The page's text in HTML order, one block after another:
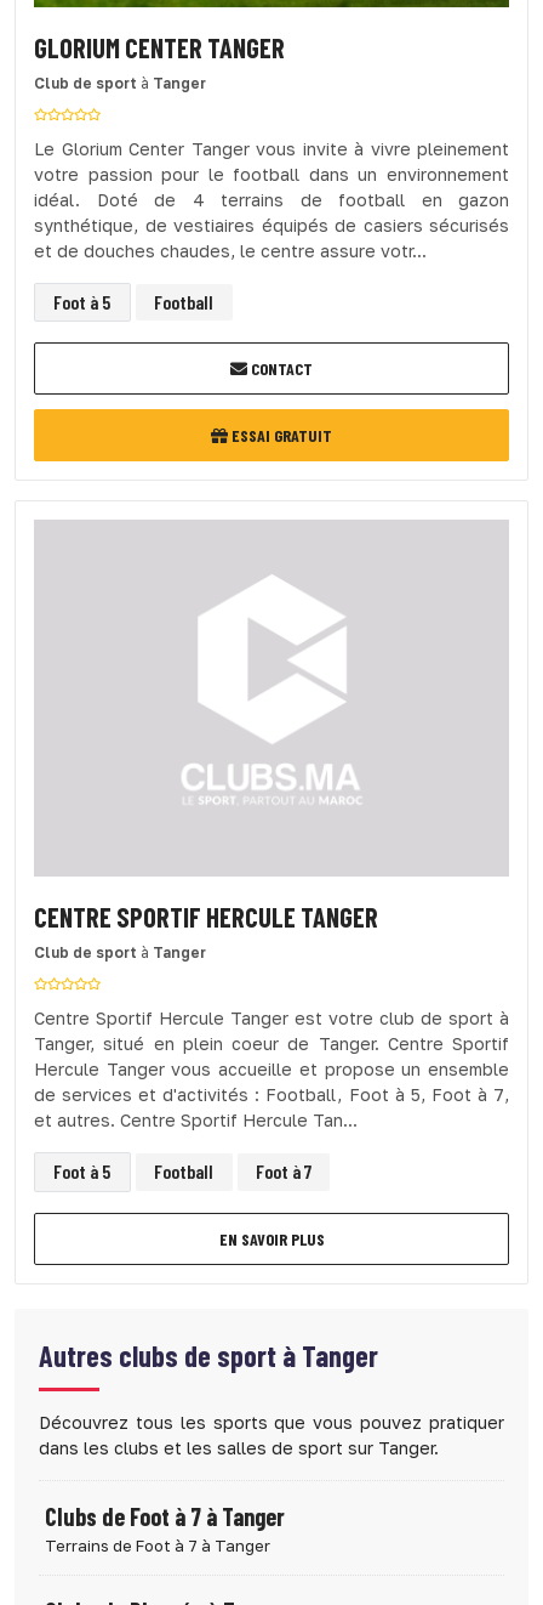
GLORIUM CENTER TANGER
Club de sport à Tanger
Le Glorium Center Tanger vous invite à vivre pleinement
votre passion pour le football dans un environnement
idéal. Doté de 4 terrains de football en gazon
synthétique, de vestiaires équipés de casiers sécurisés
et de douches chaudes, le centre assure votr...
Foot à 5 Football
CONTACT
ESSAI GRATUIT
CENTRE SPORTIF HERCULE TANGER
Club de sport à Tanger
Centre Sportif Hercule Tanger est votre club de sport à
Tanger, situé en plein coeur de Tanger. Centre Sportif
Hercule Tanger vous accueille et propose un ensemble
de services et d'activités : Football, Foot à 5, Foot à 7,
et autres. Centre Sportif Hercule Tan...
Foot à 5 Football Foot à 7
EN SAVOIR PLUS
Autres clubs de sport à Tanger
Découvrez tous les sports que vous pouvez pratiquer
dans les clubs et les salles de sport sur Tanger.
Clubs de Foot à 7 à Tanger
Terrains de Foot à 7 à Tanger